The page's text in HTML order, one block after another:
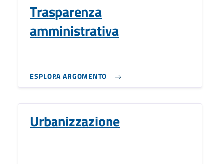
Trasparenza
amministrativa
ESPLORA ARGOMENTO
Urbanizzazione